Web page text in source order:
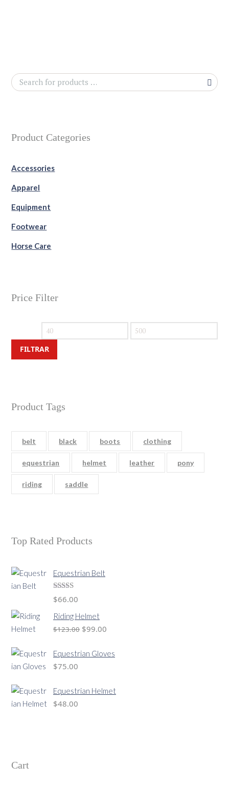
Product Categories
Accessories
Apparel
Equipment
Footwear
Horse Care
Price Filter
Precio
mínimo
Precio
FILTRAR
Product Tags
belt black boots clothing
equestrian helmet leather pony
riding saddle
Top Rated Products
Equestrian Belt
Valorado
con4.00
de 5
$66.00
Riding Helmet
$123.00 El
original
$99.00
actual
Equestrian Gloves
$75.00
Equestrian Helmet
$48.00
Cart